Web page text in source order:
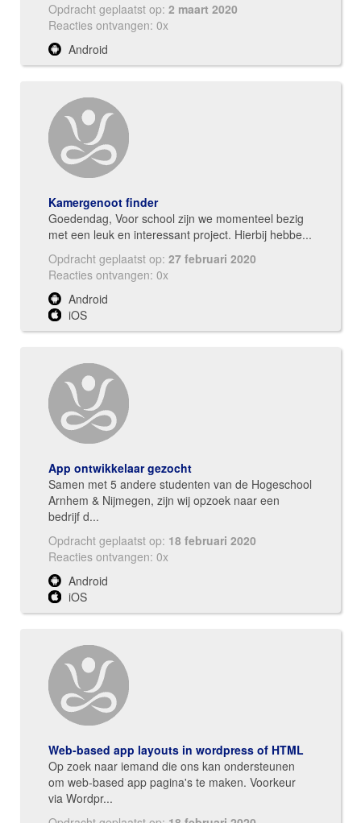
Opdracht geplaatst op: 2 maart 2020
Reacties ontvangen: 0x
Android
Kamergenoot finder
Goedendag, Voor school zijn we momenteel bezig
met een leuk en interessant project. Hierbij hebbe...
Opdracht geplaatst op: 27 februari 2020
Reacties ontvangen: 0x
Android
iOS
App ontwikkelaar gezocht
Samen met 5 andere studenten van de Hogeschool
Arnhem & Nijmegen, zijn wij opzoek naar een
bedrijf d...
Opdracht geplaatst op: 18 februari 2020
Reacties ontvangen: 0x
Android
iOS
Web-based app layouts in wordpress of HTML
Op zoek naar iemand die ons kan ondersteunen
om web-based app pagina's te maken. Voorkeur
via Wordpr...